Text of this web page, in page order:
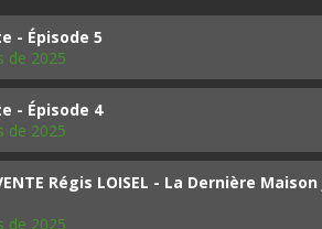
- Épisode 5
de 2025
- Épisode 4
de 2025
Régis LOISEL - La Dernière
de 2025